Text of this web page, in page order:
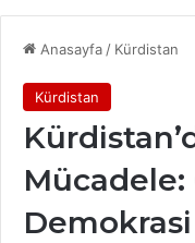
Anasayfa/ Kürdistan
Kürdistan